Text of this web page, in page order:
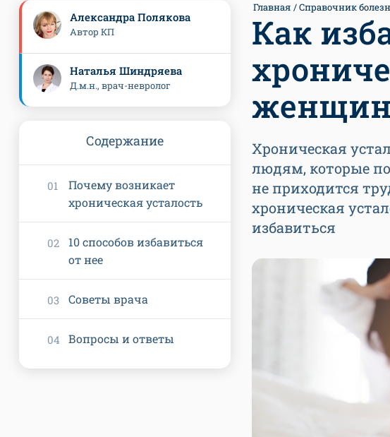
Главная Справочник
Как
Хроническая
людям, которые
не приходится
хроническая
избавиться
Александра Полякова
Автор КП
Наталья Шиндряева
Д.м.н., врач-невролог
Содержание
Почему возникает
хроническая усталость
10 способов избавиться
от нее
Советы врача
Вопросы и ответы